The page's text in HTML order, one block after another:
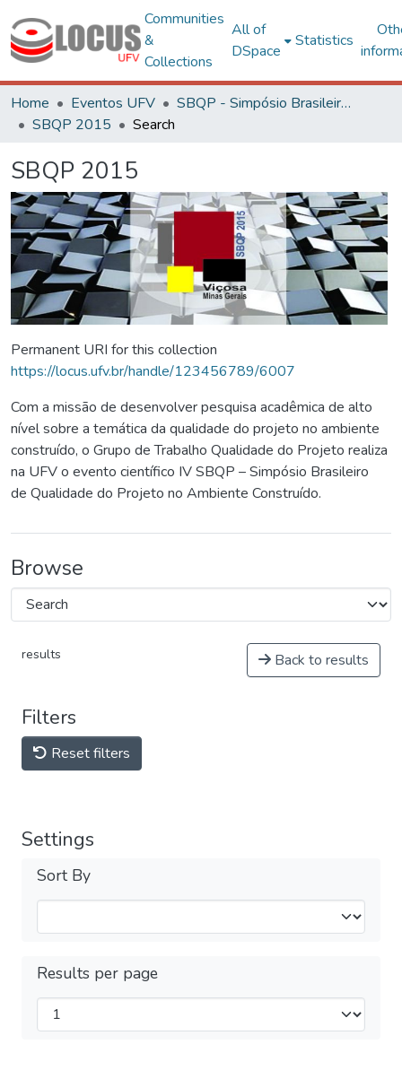
Communities
&
Collections
All of
DSpace
Statistics
Home Eventos UFV
SBQP - Simpósio Brasileiro de Qualidade do Projeto no Ambiente Construído
SBQP 2015
Search
SBQP 2015
Permanent URI for this collection
https://locus.ufv.br/handle/123456789/6007
Com a missão de desenvolver pesquisa acadêmica de alto
nível sobre a temática da qualidade do projeto no ambiente
construído, o Grupo de Trabalho Qualidade do Projeto realiza
na UFV o evento científico IV SBQP – Simpósio Brasileiro
de Qualidade do Projeto no Ambiente Construído.
Browse
results Back to results
Filters
Reset filters
Settings
Sort By
Results per page